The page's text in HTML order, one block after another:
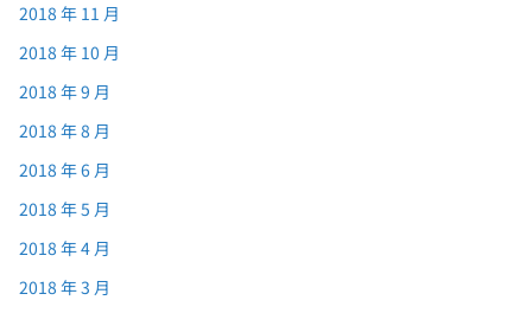
2018 年 11 月
2018 年 10 月
2018 年 9 月
2018 年 8 月
2018 年 6 月
2018 年 5 月
2018 年 4 月
2018 年 3 月